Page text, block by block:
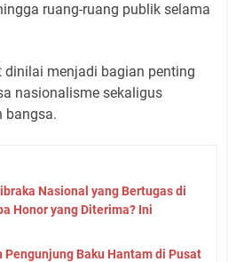
ruang-ruang publik selama
menjadi bagian penting
nasionalisme sekaligus
bangsa.
Nasional yang Bertugas di
Honor yang Diterima? Ini
Pengunjung Baku Hantam di Pusat